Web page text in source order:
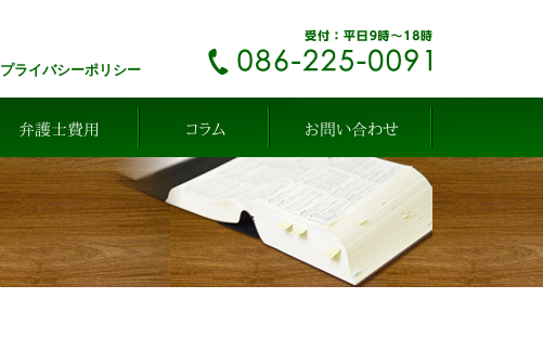
プライバシーポリシー
弁護士費用 コラム お問い合わせ